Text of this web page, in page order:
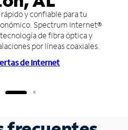
y confiable para tu
Spectrum Internet®
de fibra óptica y
por líneas coaxiales.
de Internet